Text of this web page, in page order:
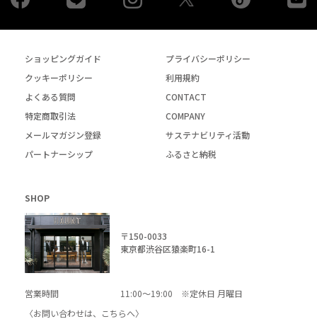
ショッピングガイド
プライバシーポリシー
クッキーポリシー
利用規約
よくある質問
CONTACT
特定商取引法
COMPANY
メールマガジン登録
サステナビリティ活動
パートナーシップ
ふるさと納税
SHOP
〒150-0033
東京都渋谷区猿楽町16-1
営業時間
11:00～19:00 ※定休日 月曜日
〈お問い合わせは、
こちらへ〉